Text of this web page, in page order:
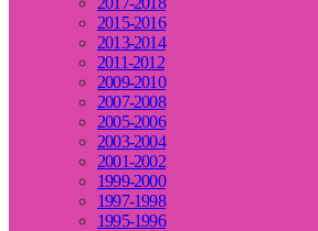
2015-2016
2013-2014
2011-2012
2009-2010
2007-2008
2005-2006
2003-2004
2001-2002
1999-2000
1997-1998
1995-1996